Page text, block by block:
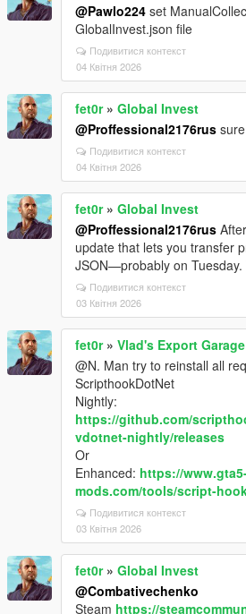
@Pawlo224 set
GlobalInvest.json file
Подивитися контекст
04 Квітня 2026
fet0r» Global Invest
@Proffessional2176rus sure
Подивитися контекст
04 Квітня 2026
fet0r» Global Invest
@Proffessional2176rus
update that lets you transfer
JSON—probably on
Подивитися контекст
03 Квітня 2026
fet0r» Vlad's Export Garage
@N. Man try to reinstall all
ScripthookDotNet
Nightly:
https://github.com/
vdotnet-nightly/releases
Or
Enhanced: https://
mods.com/tools/script-
Подивитися контекст
03 Квітня 2026
fet0r» Global Invest
@Combativechenko
Steam https://